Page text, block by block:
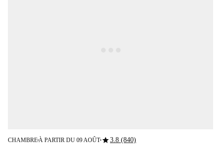
CHAMBRE■À PARTIR DU 09 AOÛT■star3.8 (840)